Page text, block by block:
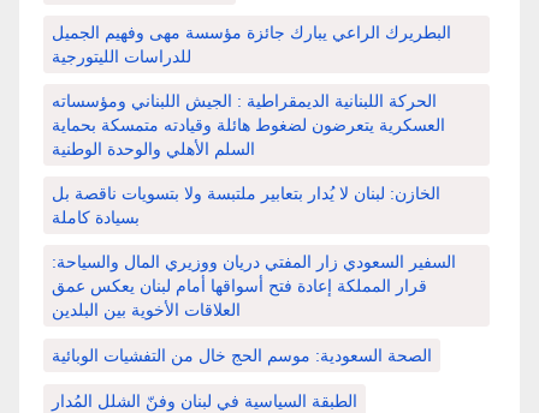
البطريرك الراعي يبارك جائزة مؤسسة مهى وفهيم الجميل
للدراسات الليتورجية
الحركة اللبنانية الديمقراطية : الجيش اللبناني ومؤسساته
العسكرية يتعرضون لضغوط هائلة وقيادته متمسكة بحماية
السلم الأهلي والوحدة الوطنية
الخازن: لبنان لا يُدار بتعابير ملتبسة ولا بتسويات ناقصة بل
بسيادة كاملة
السفير السعودي زار المفتي دريان ووزيري المال والسياحة:
قرار المملكة إعادة فتح أسواقها أمام لبنان يعكس عمق
العلاقات الأخوية بين البلدين
الصحة السعودية: موسم الحج خال من التفشيات الوبائية
الطبقة السياسية في لبنان وفنّ الشلل المُدار